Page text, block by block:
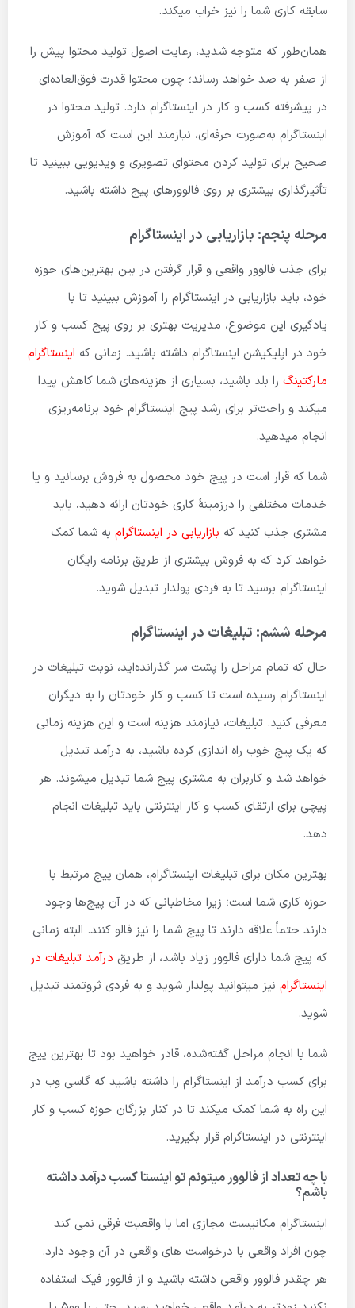
سابقه کاری شما را نیز خراب میکند.
همان‌طور که متوجه شدید، رعایت اصول تولید محتوا پیش را
از صفر به صد خواهد رساند؛ چون محتوا قدرت فوق‌العاده‌ای
در پیشرفته کسب و کار در اینستاگرام دارد. تولید محتوا در
اینستاگرام به‌صورت حرفه‌ای، نیازمند این است که آموزش
صحیح برای تولید کردن محتوای تصویری و ویدیویی ببینید تا
تأثیرگذاری بیشتری بر روی فالوورهای پیج داشته باشید.
مرحله پنجم: بازاریابی در اینستاگرام
برای جذب فالوور واقعی و قرار گرفتن در بین بهترین‌های حوزه
خود، باید بازاریابی در اینستاگرام را آموزش ببینید تا با
یادگیری این موضوع، مدیریت بهتری بر روی پیج کسب و کار
خود در اپلیکیشن اینستاگرام داشته باشید. زمانی که اینستاگرام
مارکتینگ را بلد باشید، بسیاری از هزینه‌های شما کاهش پیدا
میکند و راحت‌تر برای رشد پیج اینستاگرام خود برنامه‌ریزی
انجام میدهید.
شما که قرار است در پیج خود محصول به فروش برسانید و یا
خدمات مختلفی را درزمینهٔ کاری خودتان ارائه دهید، باید
مشتری جذب کنید که بازاریابی در اینستاگرام به شما کمک
خواهد کرد که به فروش بیشتری از طریق برنامه رایگان
اینستاگرام برسید تا به فردی پولدار تبدیل شوید.
مرحله ششم: تبلیغات در اینستاگرام
حال که تمام مراحل را پشت سر گذرانده‌اید، نوبت تبلیغات در
اینستاگرام رسیده است تا کسب و کار خودتان را به دیگران
معرفی کنید. تبلیغات، نیازمند هزینه است و این هزینه زمانی
که یک پیج خوب راه اندازی کرده باشید، به درآمد تبدیل
خواهد شد و کاربران به مشتری پیج شما تبدیل میشوند. هر
پیچی برای ارتقای کسب و کار اینترنتی باید تبلیغات انجام
دهد.
بهترین مکان برای تبلیغات اینستاگرام، همان پیج مرتبط با
حوزه کاری شما است؛ زیرا مخاطبانی که در آن پیچ‌ها وجود
دارند حتماً علاقه دارند تا پیج شما را نیز فالو کنند. البته زمانی
که پیج شما دارای فالوور زیاد باشد، از طریق درآمد تبلیغات در
اینستاگرام نیز میتوانید پولدار شوید و به فردی ثروتمند تبدیل
شوید.
شما با انجام مراحل گفته‌شده، قادر خواهید بود تا بهترین پیج
برای کسب درآمد از اینستاگرام را داشته باشید که گاسی وب در
این راه به شما کمک میکند تا در کنار بزرگان حوزه کسب و کار
اینترنتی در اینستاگرام قرار بگیرید.
با چه تعداد از فالوور میتونم تو اینستا کسب درآمد داشته
باشم؟
اینستاگرام مکانیست مجازی اما با واقعیت فرقی نمی کند
چون افراد واقعی با درخواست های واقعی در آن وجود دارد.
هر چقدر فالوور واقعی داشته باشید و از فالوور فیک استفاده